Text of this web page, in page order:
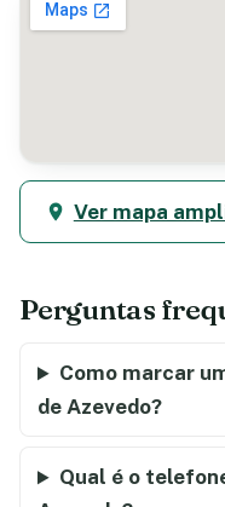
Ver mapa
Perguntas
Como marcar
de Azevedo?
Qual é o